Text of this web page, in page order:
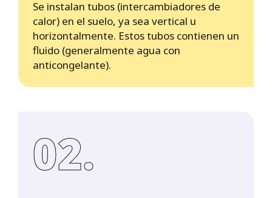
Se instalan tubos (intercambiadores de
calor) en el suelo, ya sea vertical u
horizontalmente. Estos tubos contienen un
fluido (generalmente agua con
anticongelante).
02.